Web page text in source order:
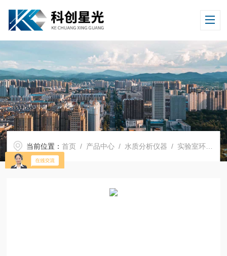
当前位置：首页 / 产品中心 / 水质分析仪器 / 实验室环保水质分析仪器